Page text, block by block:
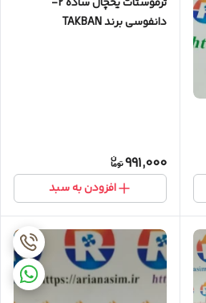
دانفوسی برند TAKBAN
991,000
افزودن به سبد